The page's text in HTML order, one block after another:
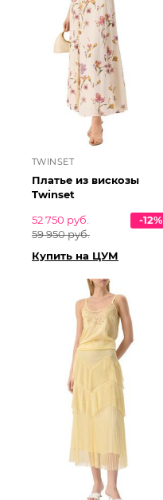
TWINSET
Платье из вискозы
Twinset
52 750 руб.
59 950 руб.
-12%
Купить на ЦУМ